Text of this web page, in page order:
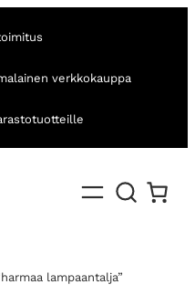
verkkokauppa
lampaantalja”